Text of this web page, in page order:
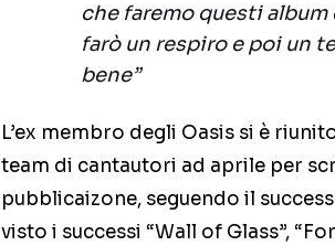
che faremo questi album
farò un respiro e poi un
bene”
L’ex membro degli Oasis si è
team di cantautori ad aprile per
pubblicaizone, seguendo il
visto i successi “Wall of Glass”,